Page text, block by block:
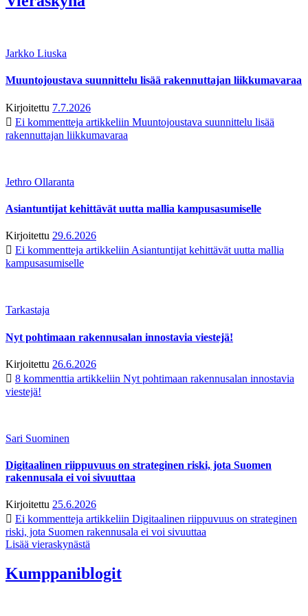
Jarkko Liuska
Muuntojoustava suunnittelu lisää rakennuttajan liikkumavaraa
Kirjoitettu 7.7.2026
Ei kommentteja artikkeliin Muuntojoustava suunnittelu lisää
rakennuttajan liikkumavaraa
Jethro Ollaranta
Asiantuntijat kehittävät uutta mallia kampusasumiselle
Kirjoitettu 29.6.2026
Ei kommentteja artikkeliin Asiantuntijat kehittävät uutta mallia
kampusasumiselle
Tarkastaja
Nyt pohtimaan rakennusalan innostavia viestejä!
Kirjoitettu 26.6.2026
8 kommenttia artikkeliin Nyt pohtimaan rakennusalan innostavia
viestejä!
Sari Suominen
Digitaalinen riippuvuus on strateginen riski, jota Suomen
rakennusala ei voi sivuuttaa
Kirjoitettu 25.6.2026
Ei kommentteja artikkeliin Digitaalinen riippuvuus on strateginen
riski, jota Suomen rakennusala ei voi sivuuttaa
Lisää vieraskynästä
Kumppaniblogit